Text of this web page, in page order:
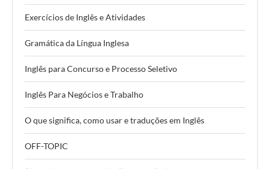
Exercícios de Inglês e Atividades
Gramática da Língua Inglesa
Inglês para Concurso e Processo Seletivo
Inglês Para Negócios e Trabalho
O que significa, como usar e traduções em Inglês
OFF-TOPIC